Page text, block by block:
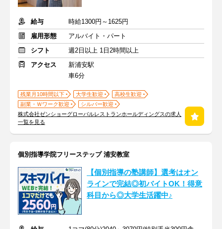
給与
時給1300円～1625円
雇用形態
アルバイト・パート
シフト
週2日以上 1日2時間以上
アクセス
新浦安駅
車6分
残業月10時間以下 大学生歓迎
高校生歓迎
副業・Ｗワーク歓迎
シルバー歓迎
株式会社ゼンショーグローバルレストランホールディングスの求人
一覧を見る
個別指導学院フリーステップ 浦安教室
【個別指導の塾講師】選考はオン
ラインで完結◎初バイトOK！得意
科目から◎大学生活躍中♪